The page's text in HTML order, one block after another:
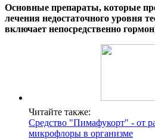
Основные препараты, которые
лечения недостаточного уровня
включает непосредственно
Читайте также:
Средство "Пимафукорт" - от
микрофлоры в организме